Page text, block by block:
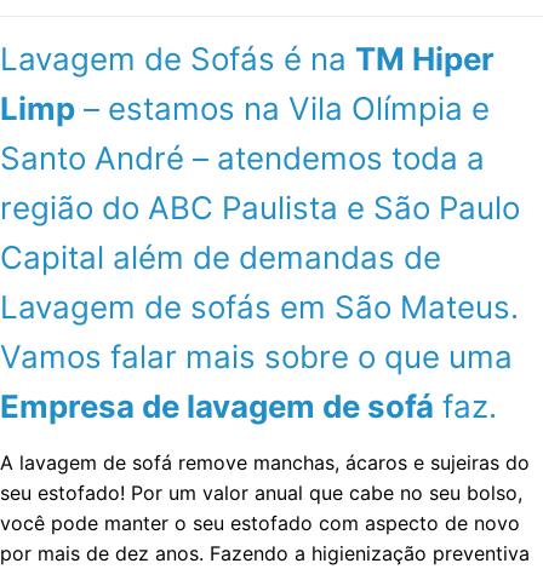
Lavagem de Sofás é na TM Hiper
Limp – estamos na Vila Olímpia e
Santo André – atendemos toda a
região do ABC Paulista e São Paulo
Capital além de demandas de
Lavagem de sofás em São Mateus.
Vamos falar mais sobre o que uma
Empresa de lavagem de sofá faz.
A lavagem de sofá remove manchas, ácaros e sujeiras do
seu estofado! Por um valor anual que cabe no seu bolso,
você pode manter o seu estofado com aspecto de novo
por mais de dez anos. Fazendo a higienização preventiva